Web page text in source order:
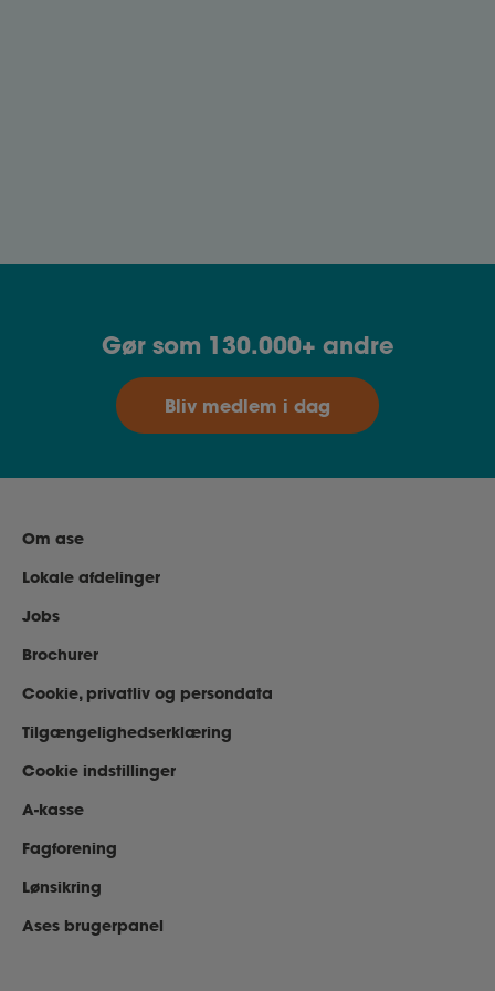
Gør som 130.000+ andre
Bliv medlem i dag
Om ase
Lokale afdelinger
Jobs
Brochurer
Cookie, privatliv og persondata
Tilgængelighedserklæring
Cookie indstillinger
A-kasse
Fagforening
Lønsikring
Ases brugerpanel